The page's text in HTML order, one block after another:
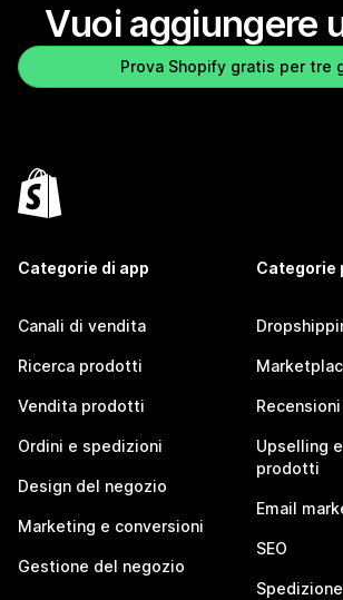
Vuoi aggiungere
Prova Shopify gratis per tre
Categorie di app
Canali di vendita
Ricerca prodotti
Vendita prodotti
Ordini e spedizioni
Design del negozio
Marketing e conversioni
Gestione del negozio
Categorie
Upselling
prodotti
Email
SEO
Spedizione